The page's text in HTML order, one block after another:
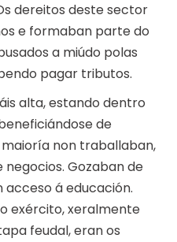
dereitos deste sector
e formaban parte do
a miúdo polas
pagar tributos.
alta, estando dentro
de
maioría non traballaban,
Gozaban de
acceso á educación.
exército, xeralmente
feudal, eran os